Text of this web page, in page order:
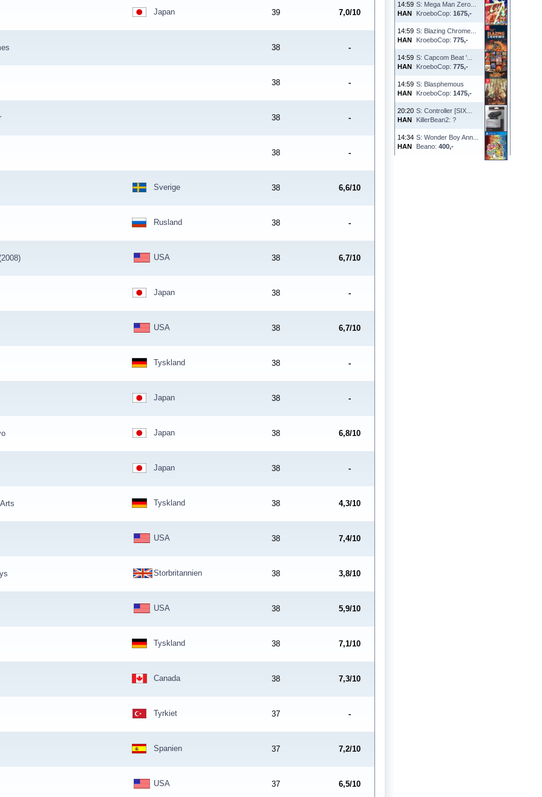
14:59
HAN
S: Mega Man Zero...
KroeboCop: 1675,-
14:59
HAN
S: Blazing Chrome...
KroeboCop: 775,-
14:59
HAN
S: Capcom Beat '...
KroeboCop: 775,-
14:59
HAN
S: Blasphemous
KroeboCop: 1475,-
20:20
HAN
S: Controller [SIX...
KillerBean2: ?
14:34
HAN
S: Wonder Boy Ann...
Beano: 400,-
Japan 39 7,0/10
38 -
38 -
38 -
38 -
Sverige 38 6,6/10
Rusland 38 -
USA 38 6,7/10
Japan 38 -
USA 38 6,7/10
Tyskland 38 -
Japan 38 -
Japan 38 6,8/10
Japan 38 -
Tyskland 38 4,3/10
USA 38 7,4/10
Storbritannien 38 3,8/10
USA 38 5,9/10
Tyskland 38 7,1/10
Canada 38 7,3/10
Tyrkiet 37 -
Spanien 37 7,2/10
USA 37 6,5/10